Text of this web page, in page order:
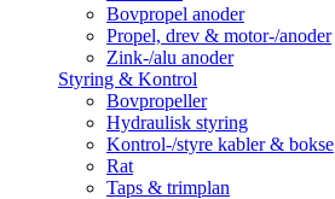
Bovpropel anoder
Propel, drev & motor-/anoder
Zink-/alu anoder
Styring & Kontrol
Bovpropeller
Hydraulisk styring
Kontrol-/styre kabler & bokse
Rat
Taps & trimplan